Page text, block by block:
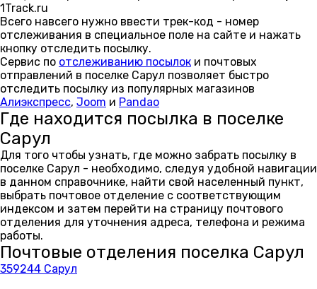
1Track.ru
Всего навсего нужно ввести трек-код - номер
отслеживания в специальное поле на сайте и нажать
кнопку отследить посылку.
Сервис по отслеживанию посылок и почтовых
отправлений в поселке Сарул позволяет быстро
отследить посылку из популярных магазинов
Алиэкспресс, Joom и Pandao
Где находится посылка в поселке
Сарул
Для того чтобы узнать, где можно забрать посылку в
поселке Сарул - необходимо, следуя удобной навигации
в данном справочнике, найти свой населенный пункт,
выбрать почтовое отделение с соответствующим
индексом и затем перейти на страницу почтового
отделения для уточнения адреса, телефона и режима
работы.
Почтовые отделения поселка Сарул
359244 Сарул